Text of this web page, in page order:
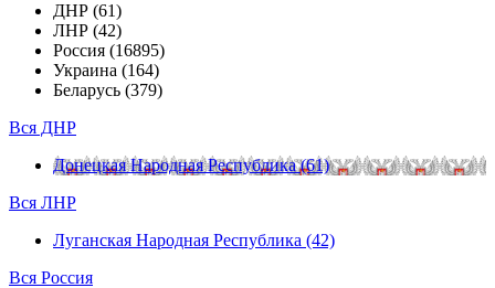
ДНР (61)
ЛНР (42)
Россия (16895)
Украина (164)
Беларусь (379)
Вся ДНР
Донецкая Народная Республика (61)
Вся ЛНР
Луганская Народная Республика (42)
Вся Россия